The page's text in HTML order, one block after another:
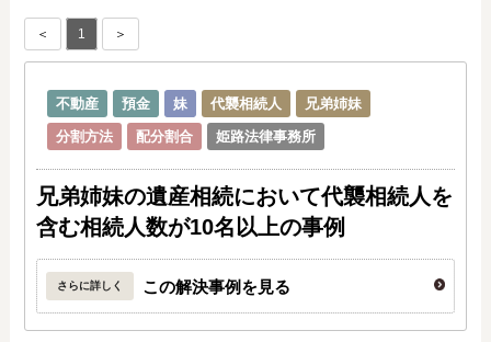
＜ 1 ＞
不動産 預金 妹 代襲相続人
兄弟姉妹
分割方法
配分割合 姫路法律事務所
兄弟姉妹の遺産相続において代襲相続人を
含む相続人数が10名以上の事例
さらに詳しく この解決事例を見る